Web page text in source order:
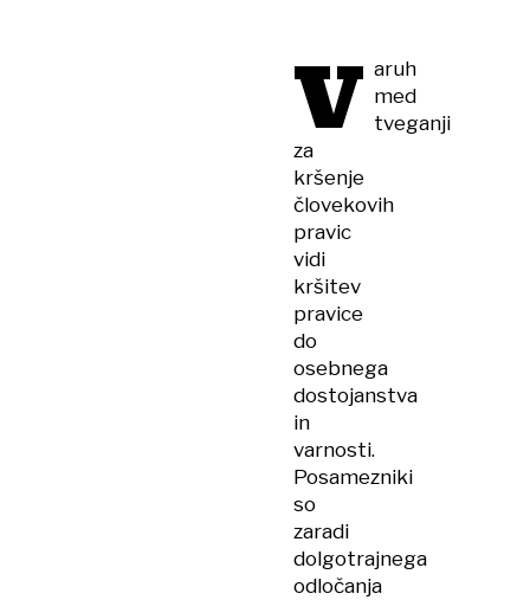
V aruh
med
tveganji
za
kršenje
človekovih
pravic
vidi
kršitev
pravice
do
osebnega
dostojanstva
in
varnosti.
Posamezniki
so
zaradi
dolgotrajnega
odločanja